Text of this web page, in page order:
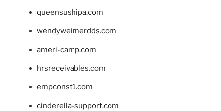
queensushipa.com
wendyweimerdds.com
ameri-camp.com
hrsreceivables.com
empconst1.com
cinderella-support.com